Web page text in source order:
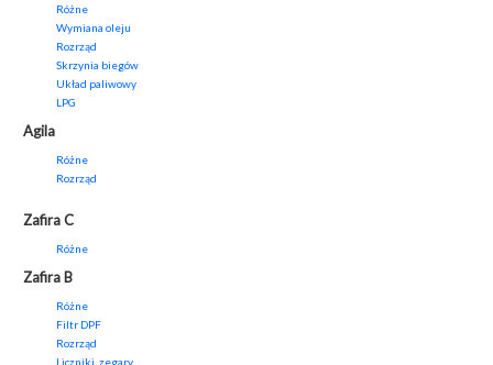
Różne
Wymiana oleju
Rozrząd
Skrzynia biegów
Układ paliwowy
LPG
Agila
Różne
Rozrząd
Zafira C
Różne
Zafira B
Różne
Filtr DPF
Rozrząd
Liczniki, zegary